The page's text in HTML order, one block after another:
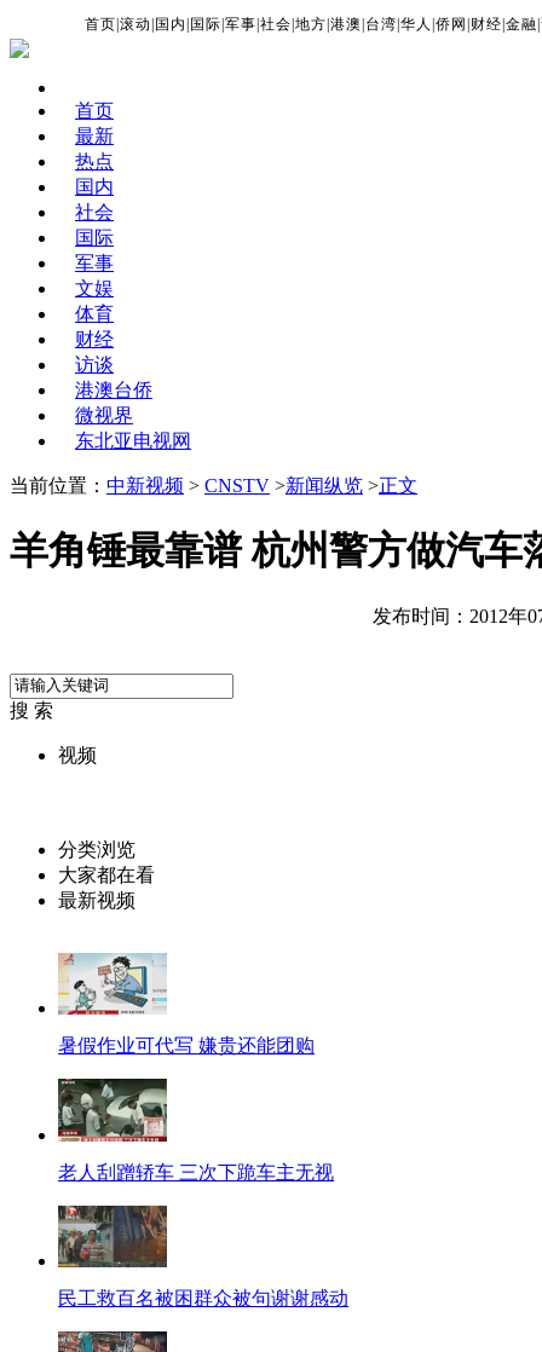
首页 |滚动 国内 国际 |军事 |社会 |地方 |港澳 台湾 |华人 |侨网 财经 |金融 |
首页
最新
热点
国内
社会
国际
军事
文娱
体育
财经
访谈
港澳台侨
微视界
东北亚电视网
当前位置： 中新视频 > CNSTV >新闻纵览 >正文
羊角锤最靠谱 杭州警方做汽车
发布时间：2012年
搜 索
视频
分类浏览
大家都在看
最新视频
暑假作业可代写 嫌贵还能团购
老人刮蹭轿车 三次下跪车主无视
民工救百名被困群众被句谢谢感动